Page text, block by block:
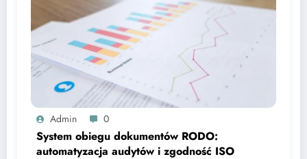
Admin 0
System obiegu dokumentów RODO:
automatyzacja audytów i zgodność ISO